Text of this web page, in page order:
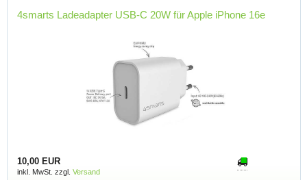
4smarts Ladeadapter USB-C 20W für Apple iPhone 16e
10,00 EUR
inkl. MwSt. zzgl. Versand